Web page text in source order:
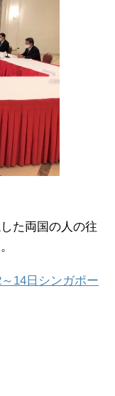
た両国の人の往
14日シンガポー